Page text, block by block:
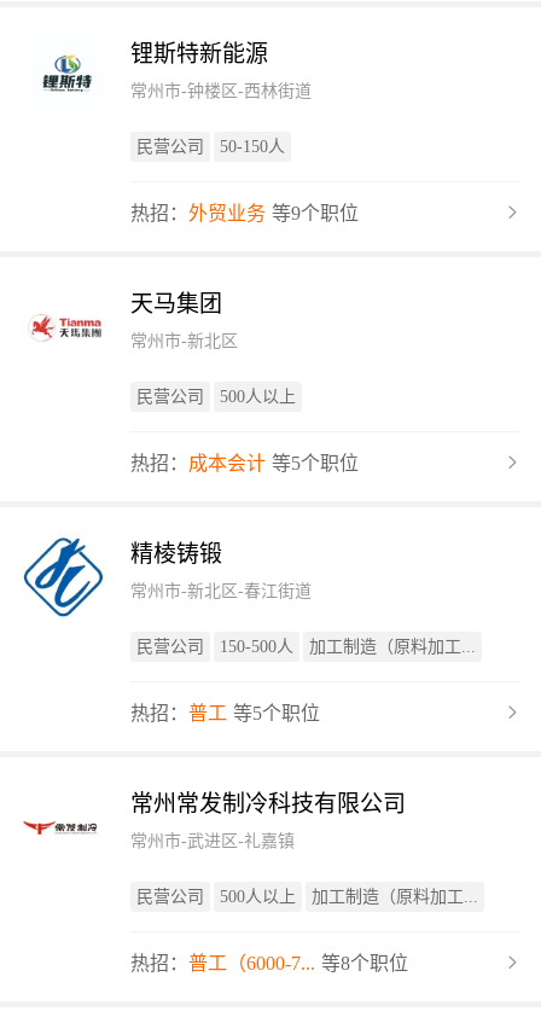
锂斯特新能源
常州市-钟楼区-西林街道
民营公司 50-150人
热招： 外贸业务 等9个职位
天马集团
常州市-新北区
民营公司 500人以上
热招： 成本会计 等5个职位
精棱铸锻
常州市-新北区-春江街道
民营公司 150-500人 加工制造（原料加工...
热招： 普工 等5个职位
常州常发制冷科技有限公司
常州市-武进区-礼嘉镇
民营公司 500人以上 加工制造（原料加工...
热招： 普工（6000-7... 等8个职位